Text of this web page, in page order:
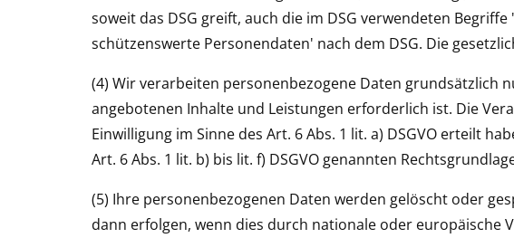
soweit das DSG greift, auch die im DSG verwendeten
schützenswerte Personendaten' nach dem DSG. Die
(4) Wir verarbeiten personenbezogene Daten grundsätzlich
angebotenen Inhalte und Leistungen erforderlich ist. Die
Einwilligung im Sinne des Art. 6 Abs. 1 lit. a) DSGVO erteilt
Art. 6 Abs. 1 lit. b) bis lit. f) DSGVO genannten
(5) Ihre personenbezogenen Daten werden gelöscht oder
dann erfolgen, wenn dies durch nationale oder europäische